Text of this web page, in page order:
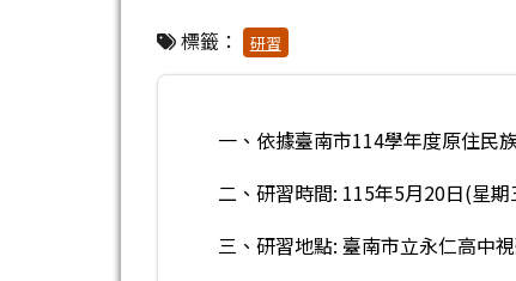
標籤： 研習
一、依據臺南市114學年度原住民
二、研習時間: 115年5月20日(星期
三、研習地點: 臺南市立永仁高中